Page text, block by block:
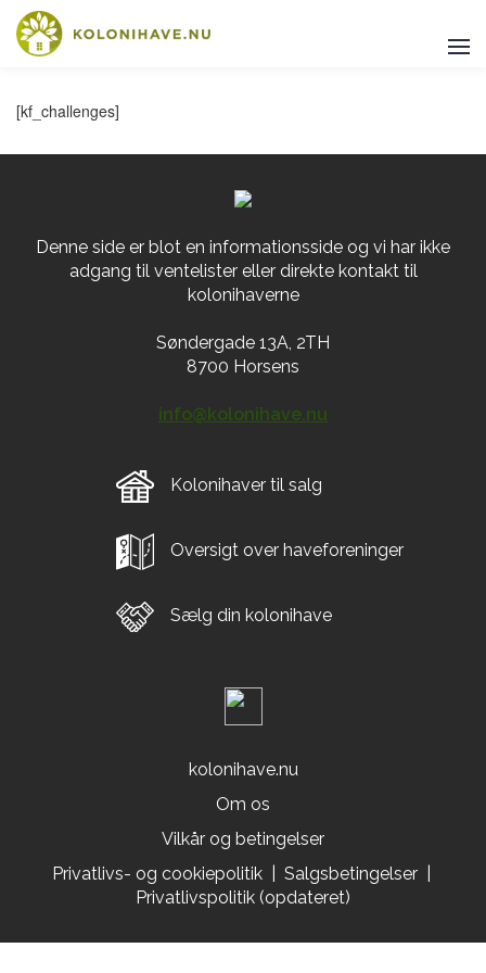
[kf_challenges]
Denne side er blot en informationsside og vi har ikke
adgang til ventelister eller direkte kontakt til
kolonihaverne
Søndergade 13A, 2TH
8700 Horsens
info@kolonihave.nu
Kolonihaver til salg
Oversigt over haveforeninger
Sælg din kolonihave
kolonihave.nu
Om os
Vilkår og betingelser
Privatlivs- og cookiepolitik| Salgsbetingelser|
Privatlivspolitik (opdateret)